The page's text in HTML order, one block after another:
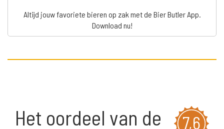
Altijd jouw favoriete bieren op zak met de Bier Butler App.
Download nu!
7,6
Het oordeel van de